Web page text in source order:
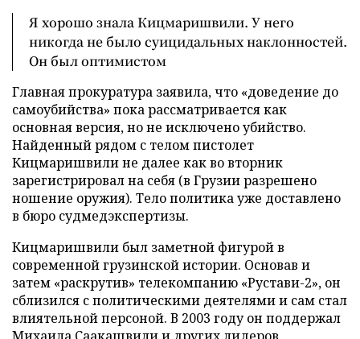
Я хорошо знала Кицмаришвили. У него
никогда не было суицидальных наклонностей.
Он был оптимистом
Главная прокуратура заявила, что «доведение до
самоубийства» пока рассматривается как
основная версия, но не исключено убийство.
Найденный рядом с телом пистолет
Кицмаришвили не далее как во вторник
зарегистрировал на себя (в Грузии разрешено
ношение оружия). Тело политика уже доставлено
в бюро судмедэкспертизы.
Кицмаришвили был заметной фигурой в
современной грузинской истории. Основав и
затем «раскрутив» телекомпанию «Рустави-2», он
сблизился с политическими деятелями и сам стал
влиятельной персоной. В 2003 году он поддержал